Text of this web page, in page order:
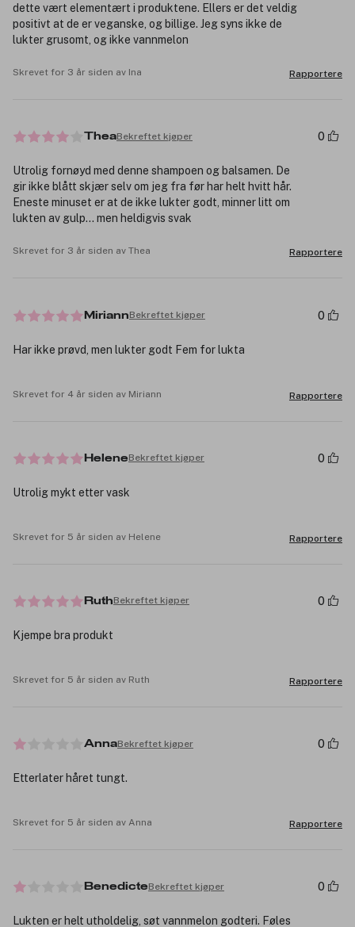
dette vært elementært i produktene. Ellers er det veldig
positivt at de er veganske, og billige. Jeg syns ikke de
lukter grusomt, og ikke vannmelon
Skrevet for 3 år siden av Ina Rapportere
TheaBekreftet kjøper 0
Utrolig fornøyd med denne shampoen og balsamen. De
gir ikke blått skjær selv om jeg fra før har helt hvitt hår.
Eneste minuset er at de ikke lukter godt, minner litt om
lukten av gulp... men heldigvis svak
Skrevet for 3 år siden av Thea Rapportere
MiriannBekreftet kjøper 0
Har ikke prøvd, men lukter godt Fem for lukta
Skrevet for 4 år siden av Miriann Rapportere
HeleneBekreftet kjøper 0
Utrolig mykt etter vask
Skrevet for 5 år siden av Helene Rapportere
RuthBekreftet kjøper 0
Kjempe bra produkt
Skrevet for 5 år siden av Ruth Rapportere
AnnaBekreftet kjøper 0
Etterlater håret tungt.
Skrevet for 5 år siden av Anna Rapportere
BenedicteBekreftet kjøper 0
Lukten er helt utholdelig, søt vannmelon godteri. Føles